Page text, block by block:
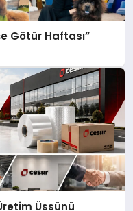
Götür Haftası”
Üssünü